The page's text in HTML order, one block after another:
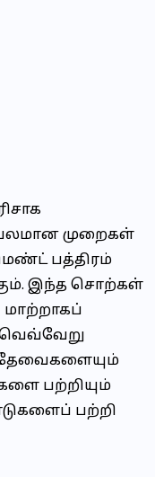
முறைகள்
பத்திரம்
இந்த சொற்கள்
பற்றியும்
பற்றி